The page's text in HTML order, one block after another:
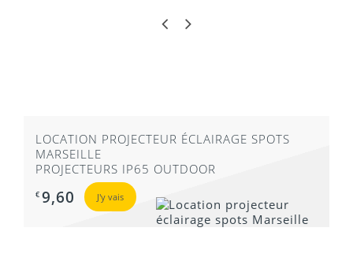
LOCATION PROJECTEUR ÉCLAIRAGE SPOTS
MARSEILLE
PROJECTEURS IP65 OUTDOOR
€ 9,60 J'y vais